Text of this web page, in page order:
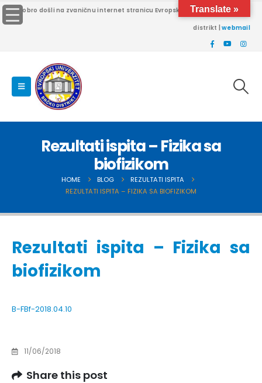
Dobro došli na zvaničnu internet stranicu Evropskog univerziteta Brčko
distrikt |webmail
Rezultati ispita – Fizika sa
biofizikom
HOME BLOG
REZULTATI ISPITA
REZULTATI ISPITA – FIZIKA SA BIOFIZIKOM
Rezultati ispita – Fizika sa
biofizikom
B-FBf-2018.04.10
11/06/2018
Share this post
Translate »